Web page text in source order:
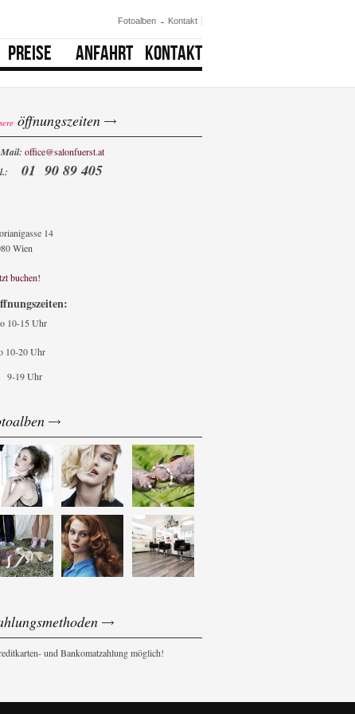
Fotoalben Kontakt
PREISE ANFAHRT KONTAKT
öffnungszeiten
office@salonfuerst.at
01 90 89 405
14
Wien
buchen!
10-15 Uhr
10-20 Uhr
9-19 Uhr
und Bankomatzahlung möglich!